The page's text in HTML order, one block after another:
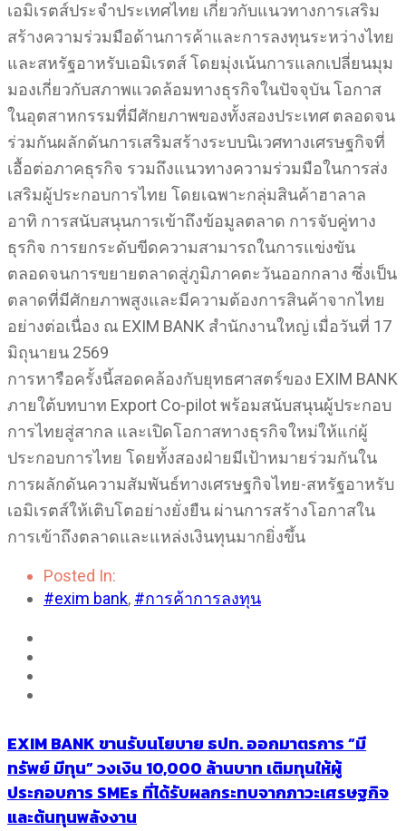
เอมิเรตส์ประจำประเทศไทย เกี่ยวกับแนวทางการเสริม
สร้างความร่วมมือด้านการค้าและการลงทุนระหว่างไทย
และสหรัฐอาหรับเอมิเรตส์ โดยมุ่งเน้นการแลกเปลี่ยนมุม
มองเกี่ยวกับสภาพแวดล้อมทางธุรกิจในปัจจุบัน โอกาส
ในอุตสาหกรรมที่มีศักยภาพของทั้งสองประเทศ ตลอดจน
ร่วมกันผลักดันการเสริมสร้างระบบนิเวศทางเศรษฐกิจที่
เอื้อต่อภาคธุรกิจ รวมถึงแนวทางความร่วมมือในการส่ง
เสริมผู้ประกอบการไทย โดยเฉพาะกลุ่มสินค้าฮาลาล
อาทิ การสนับสนุนการเข้าถึงข้อมูลตลาด การจับคู่ทาง
ธุรกิจ การยกระดับขีดความสามารถในการแข่งขัน
ตลอดจนการขยายตลาดสู่ภูมิภาคตะวันออกกลาง ซึ่งเป็น
ตลาดที่มีศักยภาพสูงและมีความต้องการสินค้าจากไทย
อย่างต่อเนื่อง ณ EXIM BANK สำนักงานใหญ่ เมื่อวันที่ 17
มิถุนายน 2569
การหารือครั้งนี้สอดคล้องกับยุทธศาสตร์ของ EXIM BANK
ภายใต้บทบาท Export Co-pilot พร้อมสนับสนุนผู้ประกอบ
การไทยสู่สากล และเปิดโอกาสทางธุรกิจใหม่ให้แก่ผู้
ประกอบการไทย โดยทั้งสองฝ่ายมีเป้าหมายร่วมกันใน
การผลักดันความสัมพันธ์ทางเศรษฐกิจไทย-สหรัฐอาหรับ
เอมิเรตส์ให้เติบโตอย่างยั่งยืน ผ่านการสร้างโอกาสใน
การเข้าถึงตลาดและแหล่งเงินทุนมากยิ่งขึ้น
Posted In:
#exim bank, #การค้าการลงทุน
EXIM BANK ขานรับนโยบาย ธปท. ออกมาตรการ “มี
ทรัพย์ มีทุน” วงเงิน 10,000 ล้านบาท เติมทุนให้ผู้
ประกอบการ SMEs ที่ได้รับผลกระทบจากภาวะเศรษฐกิจ
และต้นทุนพลังงาน